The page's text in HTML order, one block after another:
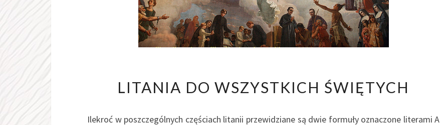
DO
ŚWIĘTYCH
LITANIA DO WSZYSTKICH ŚWIĘTYCH
Ilekroć w poszczególnych częściach litanii przewidziane są dwie formuły oznaczone literami A